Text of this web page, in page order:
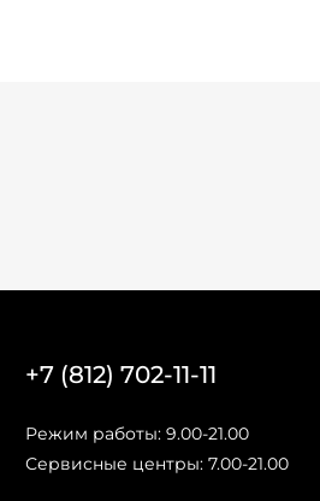
+7 (812) 702-11-11
Режим работы: 9.00-21.00
Сервисные центры: 7.00-21.00